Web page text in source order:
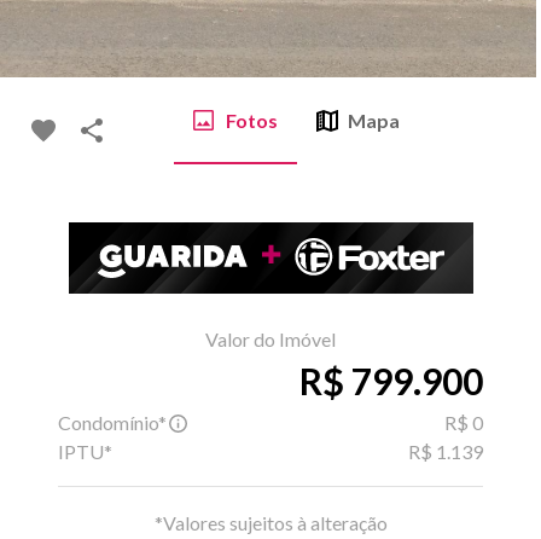
Fotos Mapa
Valor do Imóvel
R$ 799.900
Condomínio*
R$ 0
IPTU*
R$ 1.139
*Valores sujeitos à alteração